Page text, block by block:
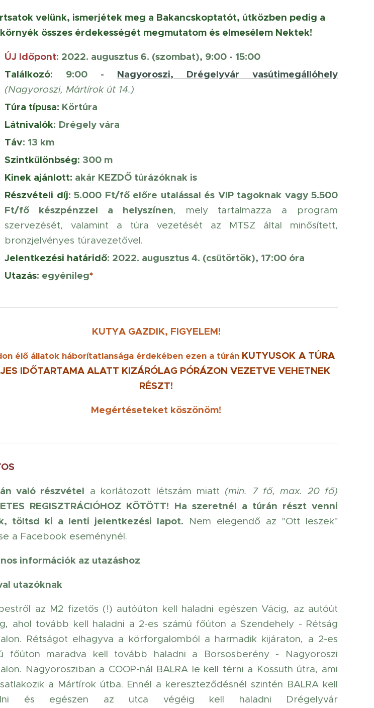
velünk, ismerjétek meg a Bakancskoptatót, útközben pedig a
környék összes érdekességét megmutatom és elmesélem Nektek!
ÚJ Időpont: 2022. augusztus 6. (szombat), 9:00 - 15:00
Találkozó: 9:00 - Nagyoroszi, Drégelyvár vasútimegállóhely
(Nagyoroszi, Mártírok út 14.)
Túra típusa: Körtúra
Látnivalók: Drégely vára
Táv: 13 km
Szintkülönbség: 300 m
Kinek ajánlott: akár KEZDŐ túrázóknak is
Részvételi díj: 5.000 Ft/fő előre utalással és VIP tagoknak vagy 5.500
Ft/fő készpénzzel a helyszínen, mely tartalmazza a program
szervezését, valamint a túra vezetését az MTSZ által minősített,
bronzjelvényes túravezetővel.
Jelentkezési határidő: 2022. augusztus 4. (csütörtök), 17:00 óra
Utazás: egyénileg*
KUTYA GAZDIK, FIGYELEM!
élő állatok háborítatlansága érdekében ezen a túrán KUTYUSOK A TÚRA
IDŐTARTAMA ALATT KIZÁRÓLAG PÓRÁZON VEZETVE VEHETNEK
RÉSZT!
Megértéseteket köszönöm!
való részvétel a korlátozott létszám miatt (min. 7 fő, max. 20 fő)
REGISZTRÁCIÓHOZ KÖTÖTT! Ha szeretnél a túrán részt venni
töltsd ki a lenti jelentkezési lapot. Nem elegendő az "Ott leszek"
a Facebook eseménynél.
információk az utazáshoz
utazóknak
az M2 fizetős (!) autóúton kell haladni egészen Vácig, az autóút
ahol tovább kell haladni a 2-es számú főúton a Szendehely - Rétság
Rétságot elhagyva a körforgalomból a harmadik kijáraton, a 2-es
főúton maradva kell tovább haladni a Borsosberény - Nagyoroszi
Nagyorosziban a COOP-nál BALRA le kell térni a Kossuth útra, ami
a Mártírok útba. Ennél a kereszteződésnél szintén BALRA kell
és egészen az utca végéig kell haladni Drégelyvár